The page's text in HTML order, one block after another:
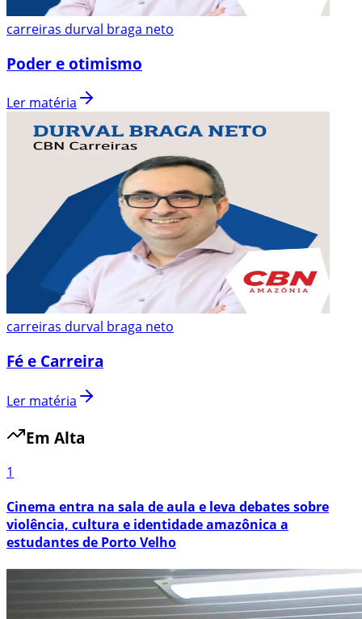
carreiras durval braga neto
Poder e otimismo
Ler matéria
carreiras durval braga neto
Fé e Carreira
Ler matéria
Em Alta
1
Cinema entra na sala de aula e leva debates sobre
violência, cultura e identidade amazônica a
estudantes de Porto Velho